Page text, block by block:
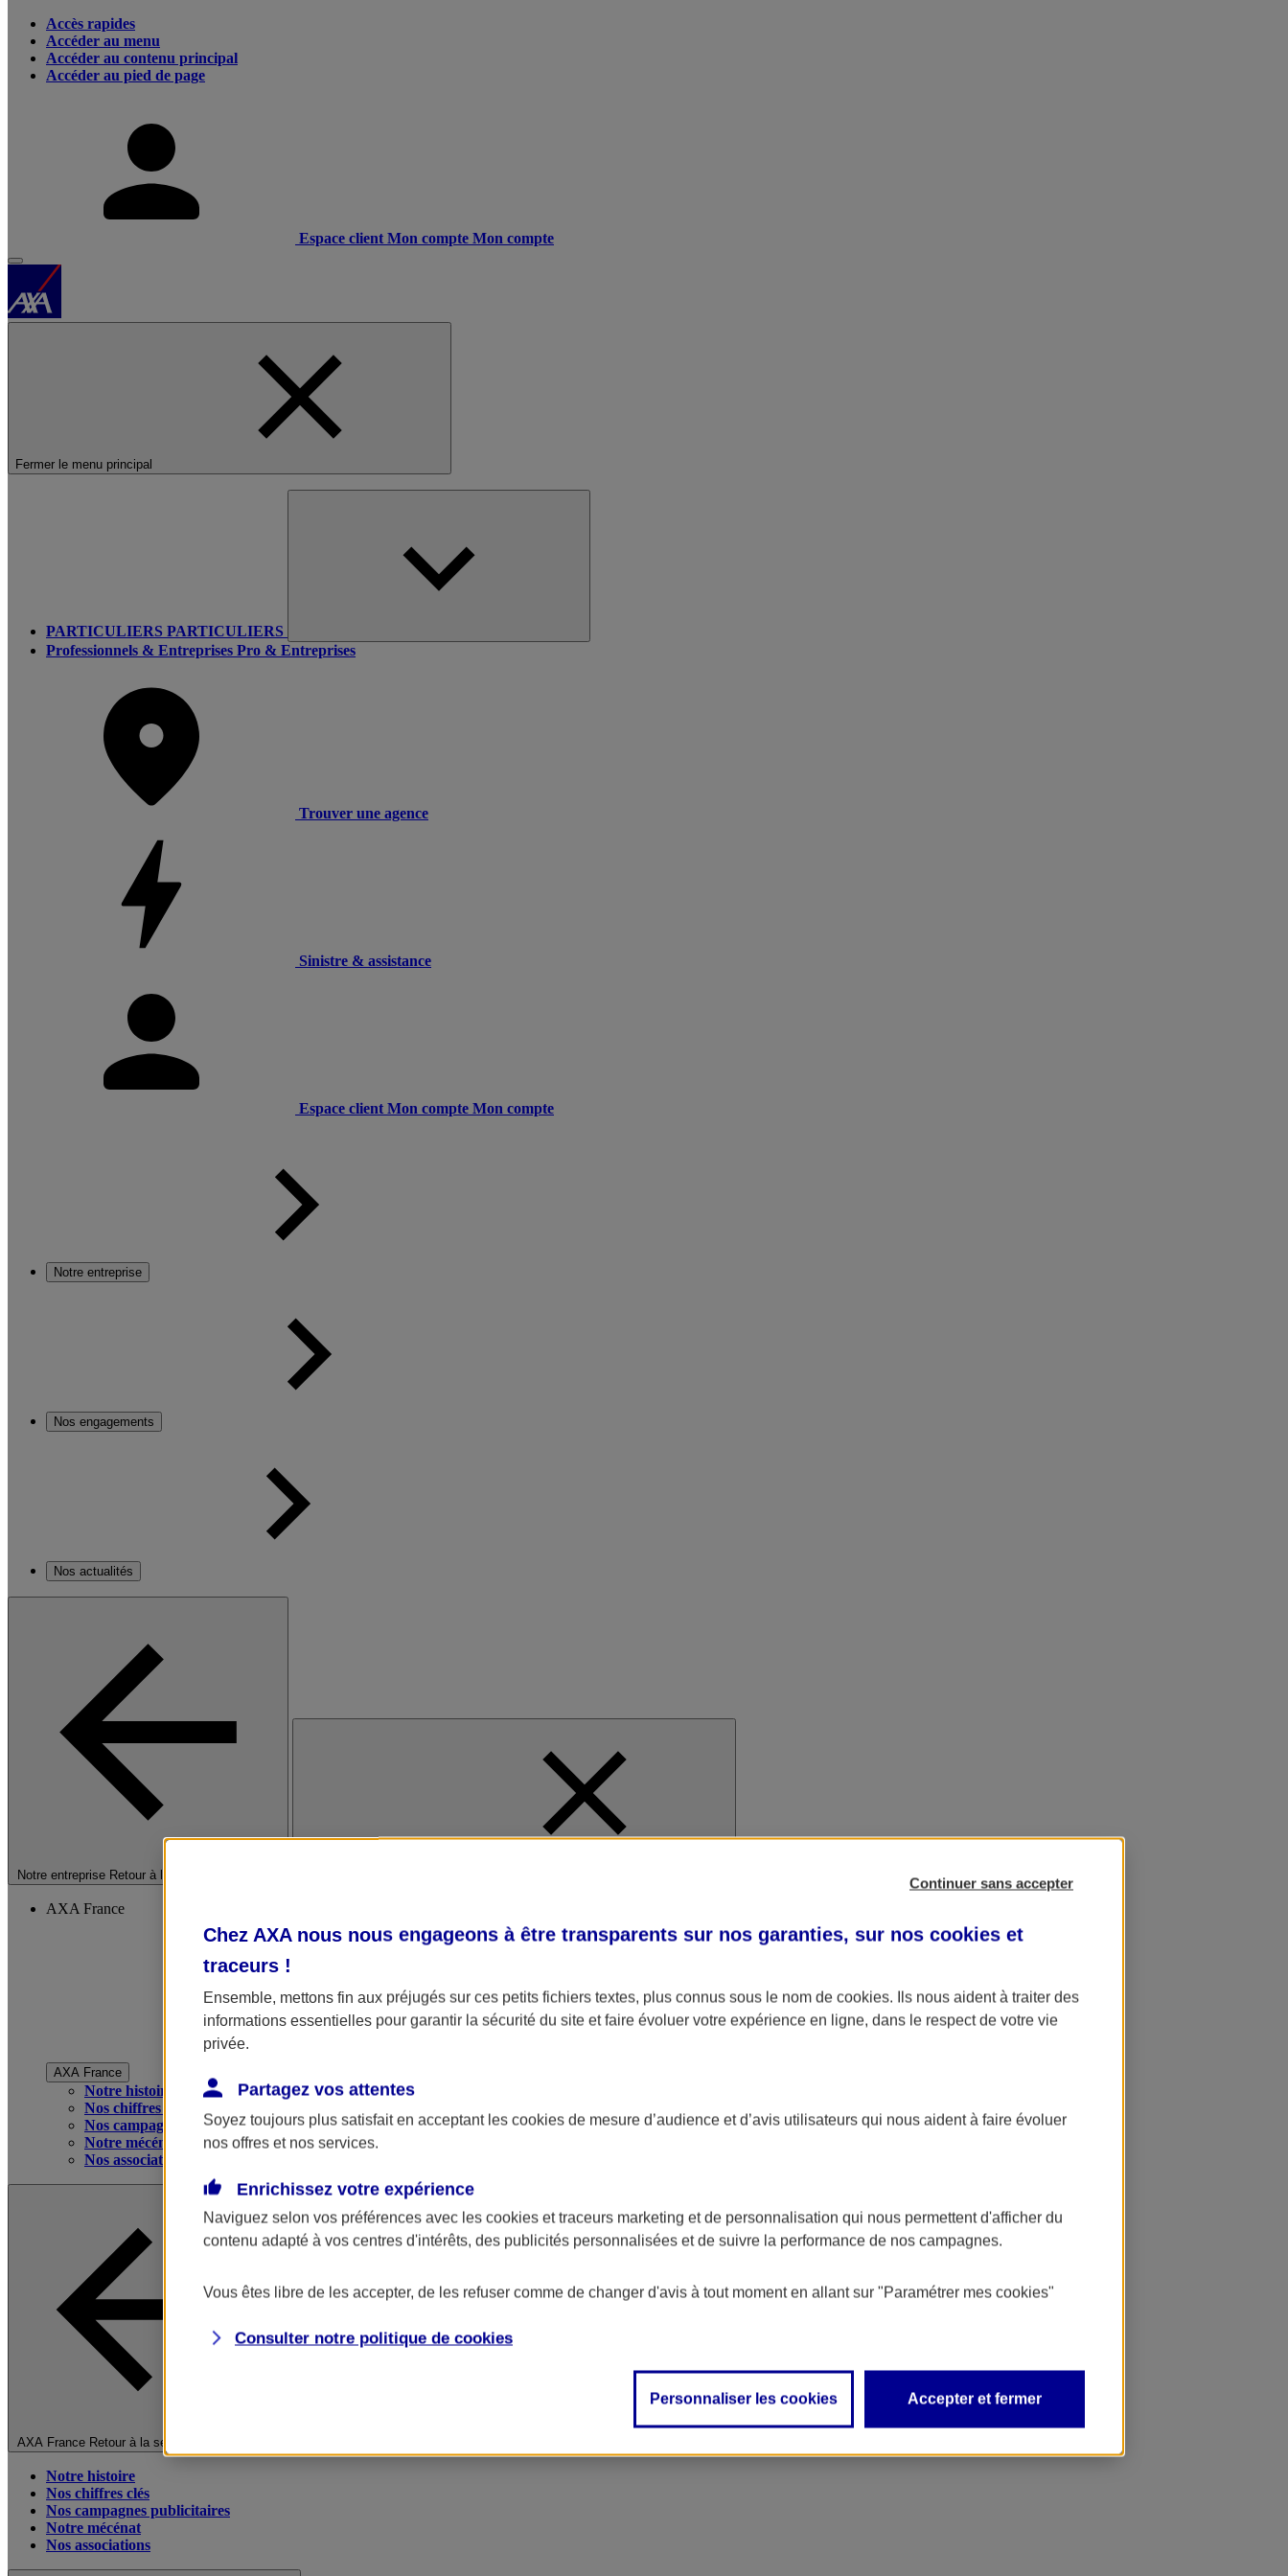
Accès rapides
Accéder au menu
Accéder au contenu principal
Accéder au pied de page
Espace client Mon compte Mon compte
Fermer le menu principal
PARTICULIERS PARTICULIERS
Professionnels & Entreprises Pro & Entreprises
Trouver une agence
Sinistre & assistance
Espace client Mon compte Mon compte
Notre entreprise
Nos engagements
Nos actualités
Notre entreprise Retour à la section précédente
AXA France
AXA France
Notre histoire
Nos chiffres clés
Nos campagnes publicitaires
Notre mécénat
Nos associations
AXA France Retour à la section précédente
Notre histoire
Nos chiffres clés
Nos campagnes publicitaires
Notre mécénat
Nos associations
Continuer sans accepter
Chez AXA nous nous engageons à être transparents sur nos garanties, sur nos cookies et
traceurs !
Ensemble, mettons fin aux préjugés sur ces petits fichiers textes, plus connus sous le nom de cookies. Ils nous aident à traiter des
informations essentielles pour garantir la sécurité du site et faire évoluer votre expérience en ligne, dans le respect de votre vie
privée.
Partagez vos attentes
Soyez toujours plus satisfait en acceptant les cookies de mesure d’audience et d’avis utilisateurs qui nous aident à faire évoluer
nos offres et nos services.
Enrichissez votre expérience
Naviguez selon vos préférences avec les cookies et traceurs marketing et de personnalisation qui nous permettent d'afficher du
contenu adapté à vos centres d'intérêts, des publicités personnalisées et de suivre la performance de nos campagnes.
Vous êtes libre de les accepter, de les refuser comme de changer d'avis à tout moment en allant sur "Paramétrer mes cookies"
Consulter notre politique de cookies
Personnaliser les cookies Accepter et fermer